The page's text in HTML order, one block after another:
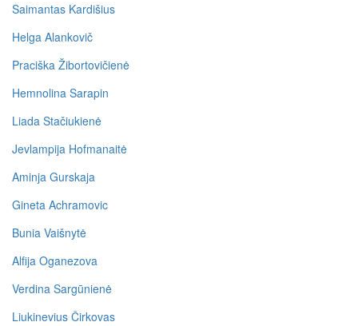
Saimantas Kardišius
Helga Alankovič
Praciška Žibortovičienė
Hemnolina Sarapin
Liada Stačiukienė
Jevlampija Hofmanaitė
Aminja Gurskaja
Gineta Achramovic
Bunia Vaišnytė
Alfija Oganezova
Verdina Sargūnienė
Liukinevius Čirkovas